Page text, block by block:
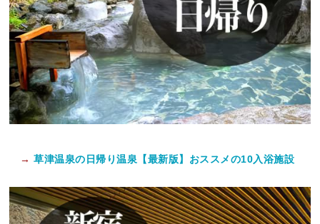
→ 草津温泉の日帰り温泉【最新版】おススメの10入浴施設